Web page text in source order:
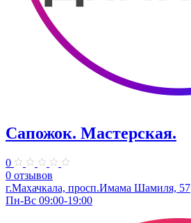
Сапожок. ​Мастерская.
0
0 отзывов
г.Махачкала, просп.​Имама Шамиля, 57
Пн-Вс 09:00-19:00